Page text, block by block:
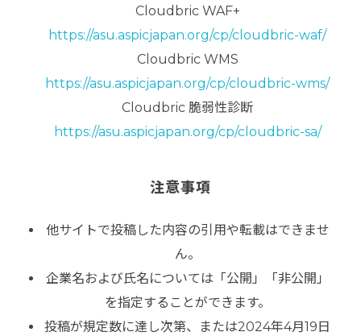
Cloudbric WAF+
https://asu.aspicjapan.org/cp/cloudbric-waf/
Cloudbric WMS
https://asu.aspicjapan.org/cp/cloudbric-wms/
Cloudbric 脆弱性診断
https://asu.aspicjapan.org/cp/cloudbric-sa/
注意事項
他サイトで投稿した内容の引用や転載はできませ
ん。
企業名および氏名については「公開」「非公開」
を指定することができます。
投稿が規定数に達し次第、または2024年4月19日